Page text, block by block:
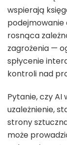
wspierają
rosnąca
zagrożenia —
spłycenie
kontroli nad
Pytanie, czy
uzależnienie,
strony
może